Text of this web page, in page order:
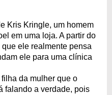
Kris Kringle, um homem
em uma loja. A partir do
ele realmente pensa
ele para uma clínica
da mulher que o
falando a verdade, pois